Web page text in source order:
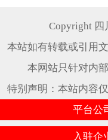
Copyright 四
本站如有转载或引用
本网站只针对内
特别声明：本站内容
平台公
入驻企